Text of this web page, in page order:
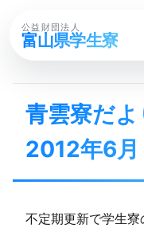
公益財団法人
富山県学生寮
青雲寮だよ
2012年6月
不定期更新で学生寮